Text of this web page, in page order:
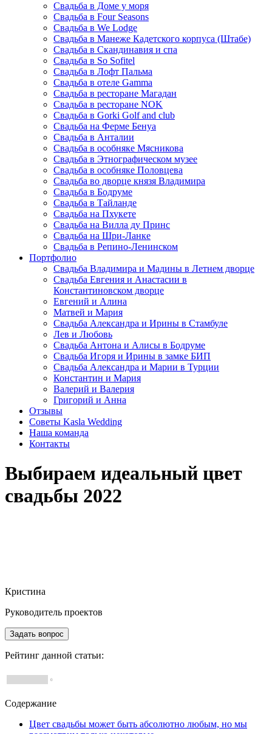
Свадьба в Доме у моря
Свадьба в Four Seasons
Свадьба в We Lodge
Свадьба в Манеже Кадетского корпуса (Штабе)
Свадьба в Скандинавия и спа
Свадьба в So Sofitel
Свадьба в Лофт Пальма
Свадьба в отеле Gamma
Свадьба в ресторане Магадан
Свадьба в ресторане NOK
Свадьба в Gorki Golf and club
Свадьба на Ферме Бенуа
Свадьба в Анталии
Свадьба в особняке Мясникова
Свадьба в Этнографическом музее
Свадьба в особняке Половцева
Свадьба во дворце князя Владимира
Свадьба в Бодруме
Свадьба в Тайланде
Свадьба на Пхукете
Свадьба на Вилла ду Принс
Свадьба на Шри-Ланке
Свадьба в Репино-Ленинском
Портфолио
Свадьба Владимира и Мадины в Летнем дворце
Свадьба Евгения и Анастасии в
Константиновском дворце
Евгений и Алина
Матвей и Мария
Свадьба Александра и Ирины в Стамбуле
Лев и Любовь
Свадьба Антона и Алисы в Бодруме
Свадьба Игоря и Ирины в замке БИП
Свадьба Александра и Марии в Турции
Константин и Мария
Валерий и Валерия
Григорий и Анна
Отзывы
Советы Kasla Wedding
Наша команда
Контакты
Выбираем идеальный цвет
свадьбы 2022
Кристина
Руководитель проектов
Задать вопрос
Рейтинг данной статьи:
0
Содержание
Цвет свадьбы может быть абсолютно любым, но мы